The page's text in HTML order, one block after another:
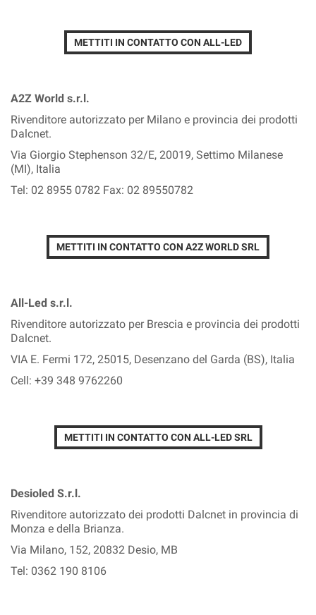
METTITI IN CONTATTO CON ALL-LED
A2Z World s.r.l.
Rivenditore autorizzato per Milano e provincia dei prodotti
Dalcnet.
Via Giorgio Stephenson 32/E, 20019, Settimo Milanese
(MI), Italia
Tel: 02 8955 0782 Fax: 02 89550782
METTITI IN CONTATTO CON A2Z WORLD SRL
All-Led s.r.l.
Rivenditore autorizzato per Brescia e provincia dei prodotti
Dalcnet.
VIA E. Fermi 172, 25015, Desenzano del Garda (BS), Italia
Cell: +39 348 9762260
METTITI IN CONTATTO CON ALL-LED SRL
Desioled S.r.l.
Rivenditore autorizzato dei prodotti Dalcnet in provincia di
Monza e della Brianza.
Via Milano, 152, 20832 Desio, MB
Tel: 0362 190 8106